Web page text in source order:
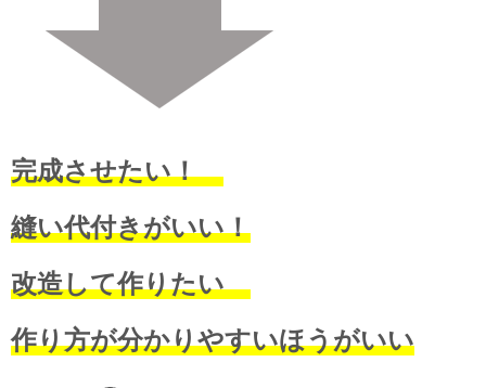
完成させたい！
縫い代付きがいい！
改造して作りたい
作り方が分かりやすいほうがいい